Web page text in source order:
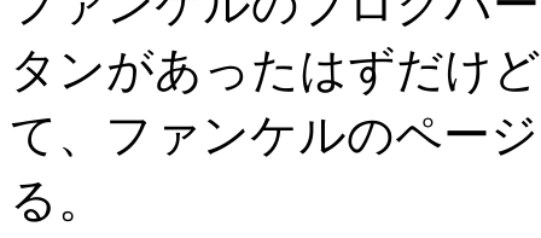
タンがあったはずだけ
て、ファンケルのペー
る。